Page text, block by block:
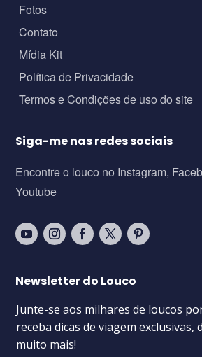
Fotos
Contato
Mídia Kit
Política de Privacidade
Termos e Condições de uso do site
Siga-me nas redes sociais
Encontre o louco no Instagram,
Youtube
Newsletter do Louco